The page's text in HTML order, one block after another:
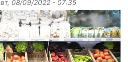
вт, 08/09/2022 - 07:35